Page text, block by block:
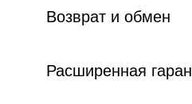
Возврат и обмен
Расширенная